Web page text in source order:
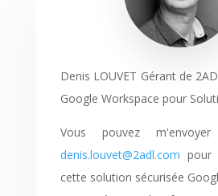
Denis LOUVET Gérant de
Google Workspace pour
Vous pouvez
denis.louvet@2adl.com pour
cette solution sécurisée